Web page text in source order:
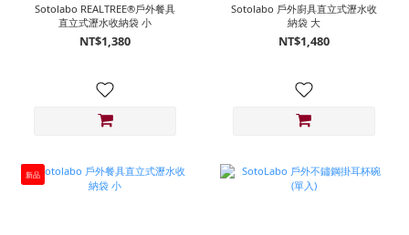
Sotolabo REALTREE®戶外餐具
直立式瀝水收納袋 小
NT$1,380
Sotolabo 戶外廚具直立式瀝水收
納袋 大
NT$1,480
新品